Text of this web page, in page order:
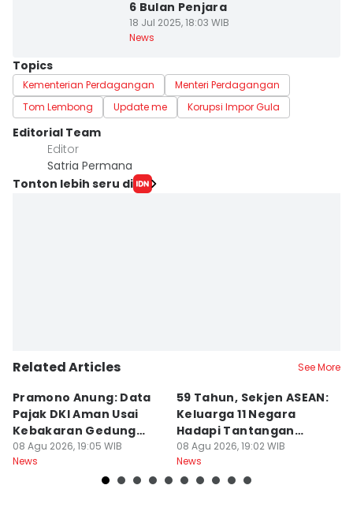
6 Bulan Penjara
18 Jul 2025, 18:03 WIB
News
Topics
Kementerian Perdagangan
Menteri Perdagangan
Tom Lembong
Update me Korupsi Impor Gula
Editorial Team
Editor
Satria Permana
Tonton lebih seru di
Related Articles See More
Pramono Anung: Data
Pajak DKI Aman Usai
Kebakaran Gedung
Bapenda
08 Agu 2026, 19:05 WIB
News
59 Tahun, Sekjen ASEAN:
Keluarga 11 Negara
Hadapi Tantangan
Bersama
08 Agu 2026, 19:02 WIB
News